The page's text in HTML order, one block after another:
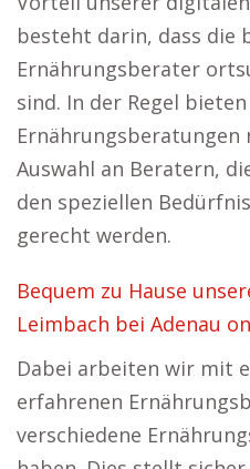
besteht darin, dass die
Ernährungsberater
sind. In der Regel
Auswahl an Beratern,
den speziellen
gerecht werden.
Bequem zu Hause
Leimbach bei Adenau
Dabei arbeiten wir mit
erfahrenen
verschiedene